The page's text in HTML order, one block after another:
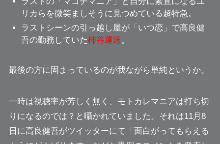
リカらを微笑ましそうに見つめている超特急。
ラストシーンの引っ越し屋が「いつ恋」で高良健
吾の勤務していた柿谷運送。
最後の方に固まっているのが我ながら単純というか。
一時は視聴率が芳しく無く、モトカレマニアは打ち切
りになるのでは？と囁かれていました。それは11月8
日に高良健吾がツイッターにて
「面白がってもらえる